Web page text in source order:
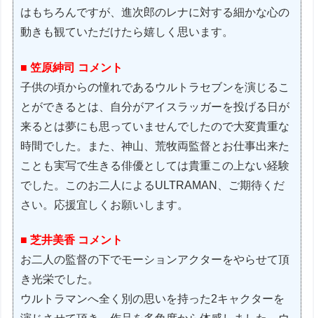
はもちろんですが、進次郎のレナに対する細かな心の
動きも観ていただけたら嬉しく思います。
■ 笠原紳司 コメント
子供の頃からの憧れであるウルトラセブンを演じるこ
とができるとは、自分がアイスラッガーを投げる日が
来るとは夢にも思っていませんでしたので大変貴重な
時間でした。また、神山、荒牧両監督とお仕事出来た
ことも実写で生きる俳優としては貴重この上ない経験
でした。このお二人によるULTRAMAN、ご期待くだ
さい。応援宜しくお願いします。
■ 芝井美香 コメント
お二人の監督の下でモーションアクターをやらせて頂
き光栄でした。
ウルトラマンへ全く別の思いを持った2キャクターを